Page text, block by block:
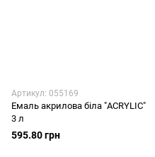
Артикул: 055169
Емаль акрилова біла "ACRYLIC"
3 л
595.80 грн